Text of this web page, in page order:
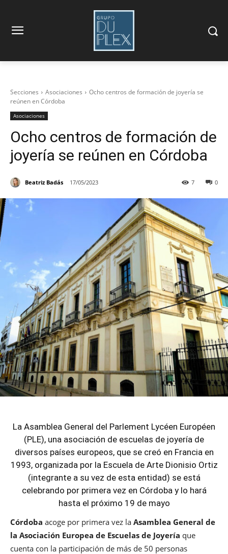
Secciones Asociaciones
Ocho centros de formación de joyería se
reúnen en Córdoba
Asociaciones
Ocho centros de formación de
joyería se reúnen en Córdoba
Beatriz Badás 17/05/2023 0
7
La Asamblea General del Parlement Lycéen Européen
(PLE), una asociación de escuelas de joyería de
diversos países europeos, que se creó en Francia en
1993, organizada por la Escuela de Arte Dionisio Ortiz
(integrante a su vez de esta entidad) se está
celebrando por primera vez en Córdoba y lo hará
hasta el próximo 19 de mayo
Córdoba acoge por primera vez la Asamblea General de
la Asociación Europea de Escuelas de Joyería que
cuenta con la participación de más de 50 personas